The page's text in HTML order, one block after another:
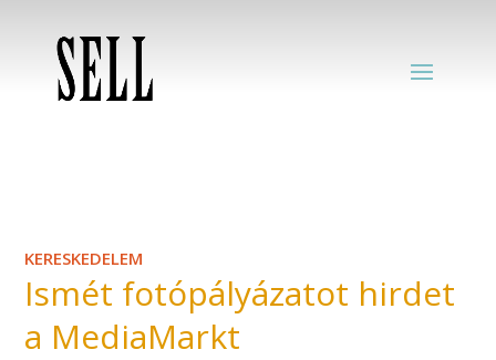
KERESKEDELEM
Ismét fotópályázatot hirdet
a MediaMarkt